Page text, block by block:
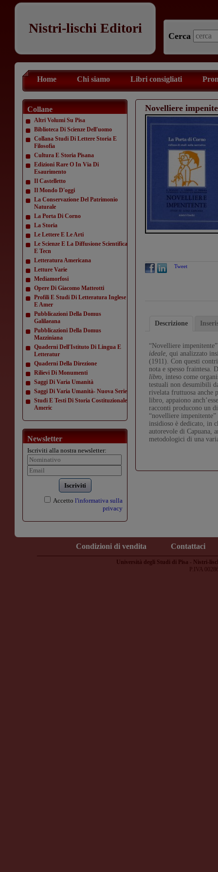
Nistri-lischi Editori
Cerca
Home Chi siamo Libri consigliati
Collane
Altri Volumi Su Pisa
Biblioteca Di Scienze Dell'uomo
Collana Studi Di Lettere Storia E
Filosofia
Cultura E Storia Pisana
Edizioni Rare O In Via Di
Esaurimento
Il Castelletto
Il Mondo D'oggi
La Conservazione Del Patrimonio
Naturale
La Porta Di Corno
La Storia
Le Lettere E Le Arti
Le Scienze E La Diffusione Scientifica
E Tecn
Letteratura Americana
Letture Varie
Mediamorfosi
Opere Di Giacomo Matteotti
Profili E Studi Di Letteratura Inglese
E Amer
Pubblicazioni Della Domus
Galilaeana
Pubblicazioni Della Domus
Mazziniana
Quaderni Dell'Istituto Di Lingua E
Letteratur
Quaderni Della Direzione
Rilievi Di Monumenti
Saggi Di Varia Umanità
Saggi Di Varia Umanità- Nuova Serie
Studi E Testi Di Storia Costituzionale
Americ
Newsletter
Iscriviti alla nostra newsletter:
Iscriviti
Accetto l'informativa sulla
privacy
Novelliere
Tweet
Descrizione
“Novelliere
ideale, qui analizzato
(1911). Con questi
nota e spesso fraintesa.
libro, inteso come
testuali non desumibili
rivelata fruttuosa anche
libro, appaiono
racconti producono un
“novelliere
insidioso è dedicato, in
autorevole di Capuana,
metodologici di una
Condizioni di vendita Contattaci
Università degli Studi di Pisa - Nistri-
P.IVA